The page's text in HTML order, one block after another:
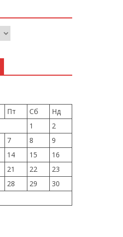
Пт Сб
Нд
1
2
7 8
9
14 15
16
21 22
23
28 29
30